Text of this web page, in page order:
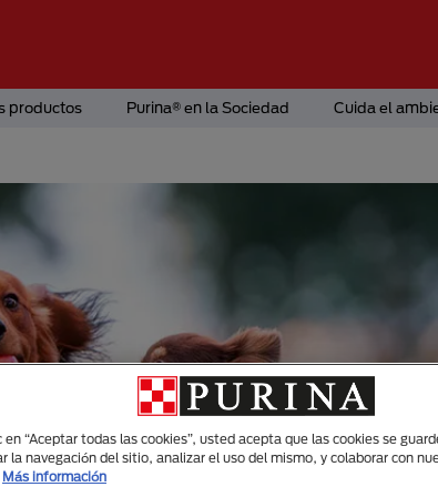
productos Purina® en la Sociedad Cuida el
en “Aceptar todas las cookies”, usted acepta que las cookies se
la navegación del sitio, analizar el uso del mismo, y colaborar con
Más información